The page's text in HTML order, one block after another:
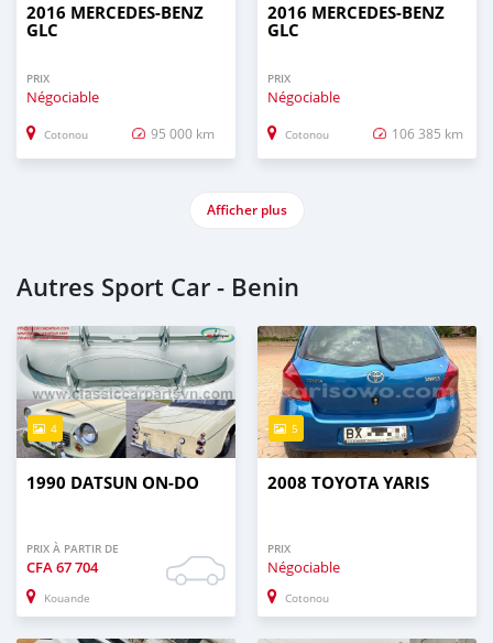
2016 MERCEDES-BENZ
GLC
PRIX
Négociable
Cotonou 95 000 km
2016 MERCEDES-BENZ
GLC
PRIX
Négociable
Cotonou 106 385 km
Afficher plus
Autres Sport Car - Benin
4
1990 DATSUN ON-DO
PRIX À PARTIR DE
CFA67 704
Kouande
5
2008 TOYOTA YARIS
PRIX
Négociable
Cotonou